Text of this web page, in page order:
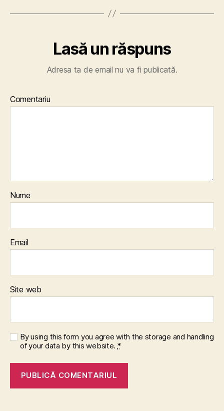
Lasă un răspuns
Adresa ta de email nu va fi publicată.
Comentariu
Nume
Email
Site web
By using this form you agree with the storage and handling
of your data by this website. *